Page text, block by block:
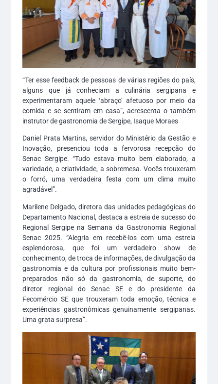
“Ter esse feedback de pessoas de várias regiões do país,
alguns que já conheciam a culinária sergipana e
experimentaram aquele ‘abraço’ afetuoso por meio da
comida e se sentiram em casa”, acrescenta o também
instrutor de gastronomia de Sergipe, Isaque Moraes
Daniel Prata Martins, servidor do Ministério da Gestão e
Inovação, presenciou toda a fervorosa recepção do
Senac Sergipe. “Tudo estava muito bem elaborado, a
variedade, a criatividade, a sobremesa. Vocês trouxeram
o forró, uma verdadeira festa com um clima muito
agradável”.
Marilene Delgado, diretora das unidades pedagógicas do
Departamento Nacional, destaca a estreia de sucesso do
Regional Sergipe na Semana da Gastronomia Regional
Senac 2025. “Alegria em recebê-los com uma estreia
esplendorosa, que foi um verdadeiro show de
conhecimento, de troca de informações, de divulgação da
gastronomia e da cultura por profissionais muito bem-
preparados não só da gastronomia, de suporte, do
diretor regional do Senac SE e do presidente da
Fecomércio SE que trouxeram toda emoção, técnica e
experiências gastronômicas genuinamente sergipanas.
Uma grata surpresa”.